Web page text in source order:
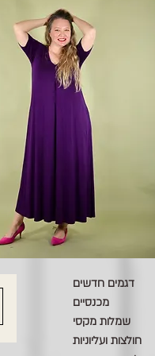
דגמים חדשים
מכנסיים
שמלות מקסי
חולצות ועליוניות